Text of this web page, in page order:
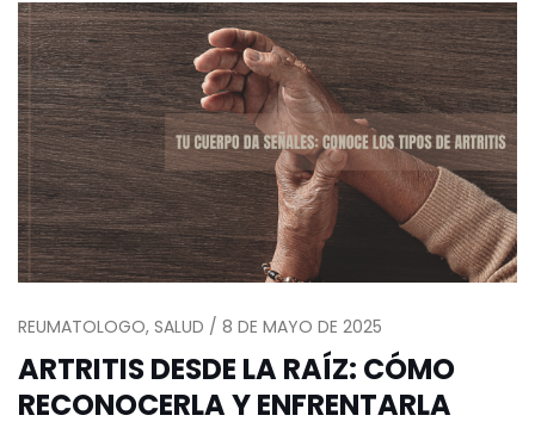
REUMATOLOGO, SALUD / 8 DE MAYO DE 2025
ARTRITIS DESDE LA RAÍZ: CÓMO
RECONOCERLA Y ENFRENTARLA